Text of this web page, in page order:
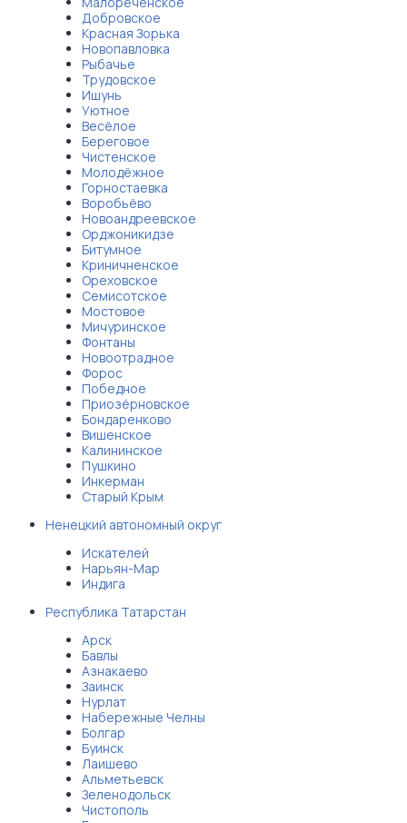
Добровское
Красная Зорька
Новопавловка
Рыбачье
Трудовское
Ишунь
Уютное
Весёлое
Береговое
Чистенское
Молодёжное
Горностаевка
Воробьёво
Новоандреевское
Орджоникидзе
Битумное
Криничненское
Ореховское
Семисотское
Мостовое
Мичуринское
Фонтаны
Новоотрадное
Форос
Победное
Приозёрновское
Бондаренково
Вишенское
Калининское
Пушкино
Инкерман
Старый Крым
Ненецкий автономный округ
Искателей
Нарьян-Мар
Индига
Республика Татарстан
Арск
Бавлы
Азнакаево
Заинск
Нурлат
Набережные Челны
Болгар
Буинск
Лаишево
Альметьевск
Зеленодольск
Чистополь